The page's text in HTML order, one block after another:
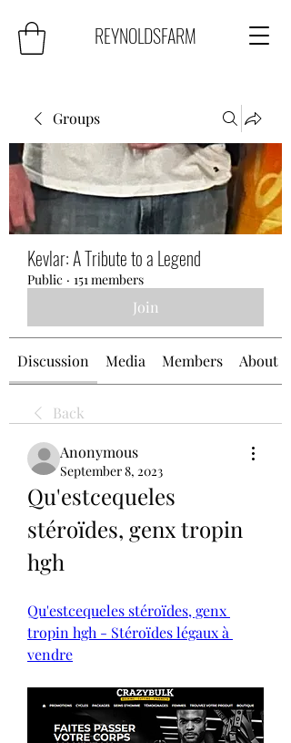
REYNOLDSFARM
Groups
Kevlar: A Tribute to a Legend
Public · 151 members
Join
Discussion Media Members About
Back
Anonymous
September 8, 2023
Qu'estcequeles
stéroïdes, genx tropin
hgh
Qu'estcequeles stéroïdes, genx
tropin hgh - Stéroïdes légaux à
vendre